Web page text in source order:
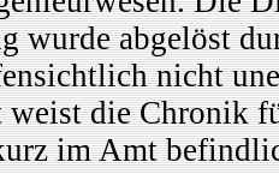
wurde abgelöst
nicht
weist die Chronik
im Amt